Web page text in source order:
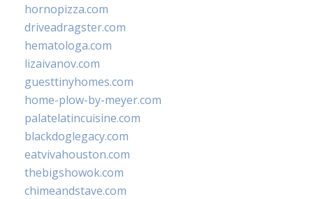
hornopizza.com
driveadragster.com
hematologa.com
lizaivanov.com
guesttinyhomes.com
home-plow-by-meyer.com
palatelatincuisine.com
blackdoglegacy.com
eatvivahouston.com
thebigshowok.com
chimeandstave.com